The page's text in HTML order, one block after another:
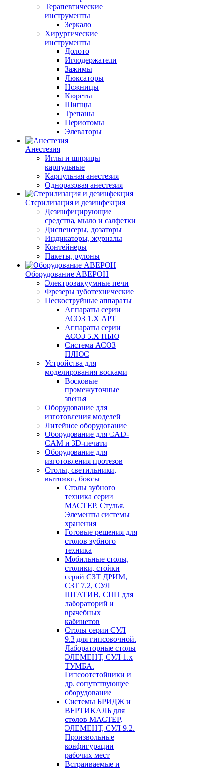
Терапевтические
инструменты
Зеркало
Хирургические
инструменты
Долото
Иглодержатели
Зажимы
Люксаторы
Ножницы
Кюреты
Шипцы
Трепаны
Периотомы
Элеваторы
Анестезия
Иглы и шприцы
карпульные
Карпульная анестезия
Одноразовая анестезия
Стерилизация и дезинфекция
Дезинфицирующие
средства, мыло и салфетки
Диспенсеры, дозаторы
Индикаторы, журналы
Контейнеры
Пакеты, рулоны
Оборудование АВЕРОН
Электровакуумные печи
Фрезеры зуботехнические
Пескоструйные аппараты
Аппараты серии
АСОЗ 1.Х АРТ
Аппараты серии
АСОЗ 5.Х НЬЮ
Система АСОЗ
ПЛЮС
Устройства для
моделирования восками
Восковые
промежуточные
звенья
Оборудование для
изготовления моделей
Литейное оборудование
Оборудование для CAD-
CAM и 3D-печати
Оборудование для
изготовления протезов
Cтолы, светильники,
вытяжки, боксы
Столы зубного
техника серии
МАСТЕР. Стулья.
Элементы системы
хранения
Готовые решения для
столов зубного
техника
Мобильные столы,
столики, стойки
серий СЗТ ДРИМ,
СЗТ 7.2, СУЛ
ШТАТИВ, СПП для
лабораторий и
врачебных
кабинетов
Столы серии СУЛ
9.3 для гипсовочной.
Лабораторные столы
ЭЛЕМЕНТ, СУЛ 1.х
ТУМБА.
Гипсоотстойники и
др. сопутствующее
оборудование
Системы БРИДЖ и
ВЕРТИКАЛЬ для
столов МАСТЕР,
ЭЛЕМЕНТ, СУЛ 9.2.
Произвольные
конфигурации
рабочих мест
Встраиваемые и